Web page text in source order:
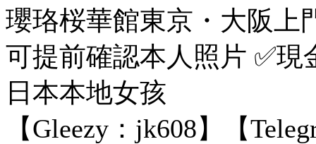
瓔珞桜華館東京・大阪上
可提前確認本人照片 ✅現
日本本地女孩
【Gleezy：jk608】【